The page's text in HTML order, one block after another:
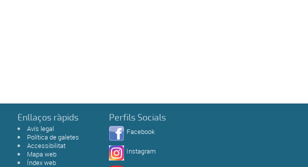
Enllaços ràpids
Avís legal
Política de galetes
Accessibilitat
Mapa web
Índex web
Perfils Socials
Facebook
Instagram